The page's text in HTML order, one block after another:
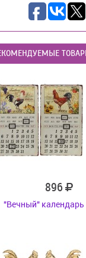
896
"Вечный" календарь